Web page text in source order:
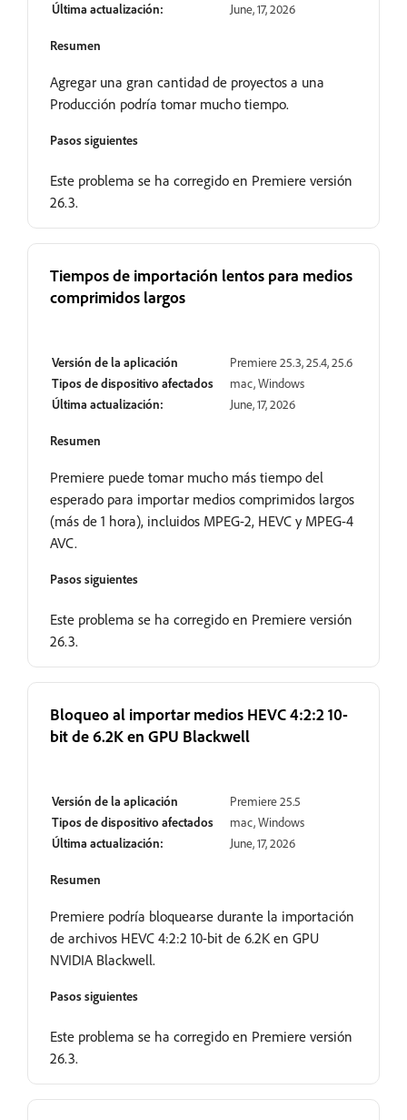
Última actualización:
June, 17, 2026
Resumen
Agregar una gran cantidad de proyectos a una
Producción podría tomar mucho tiempo.
Pasos siguientes
Este problema se ha corregido en Premiere versión
26.3.
Tiempos de importación lentos para medios
comprimidos largos
Versión de la aplicación
Premiere 25.3, 25.4, 25.6
Tipos de dispositivo afectados
mac, Windows
Última actualización:
June, 17, 2026
Resumen
Premiere puede tomar mucho más tiempo del
esperado para importar medios comprimidos largos
(más de 1 hora), incluidos MPEG-2, HEVC y MPEG-4
AVC.
Pasos siguientes
Este problema se ha corregido en Premiere versión
26.3.
Bloqueo al importar medios HEVC 4:2:2 10-
bit de 6.2K en GPU Blackwell
Versión de la aplicación
Premiere 25.5
Tipos de dispositivo afectados
mac, Windows
Última actualización:
June, 17, 2026
Resumen
Premiere podría bloquearse durante la importación
de archivos HEVC 4:2:2 10-bit de 6.2K en GPU
NVIDIA Blackwell.
Pasos siguientes
Este problema se ha corregido en Premiere versión
26.3.